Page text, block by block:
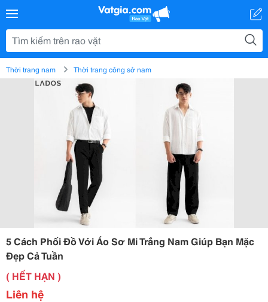
Thời trang nam Thời trang công sở nam
5 Cách Phối Đồ Với Áo Sơ Mi Trắng Nam Giúp Bạn Mặc
Đẹp Cả Tuần
( HẾT HẠN )
Liên hệ